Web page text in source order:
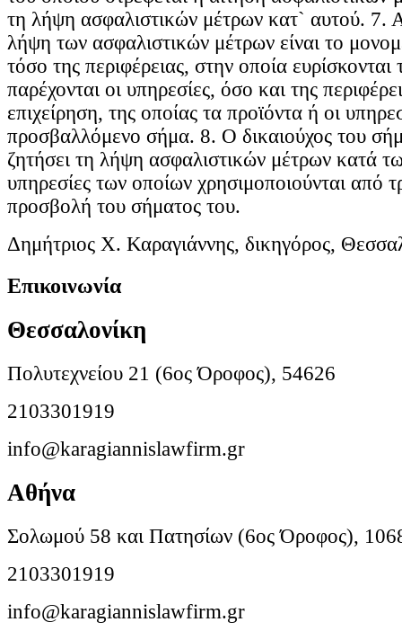
τη λήψη ασφαλιστικών μέτρων κατ` αυτού. 7.
λήψη των ασφαλιστικών μέτρων είναι το
τόσο της περιφέρειας, στην οποία ευρίσκονται
παρέχονται οι υπηρεσίες, όσο και της
επιχείρηση, της οποίας τα προϊόντα ή οι
προσβαλλόμενο σήμα. 8. Ο δικαιούχος του
ζητήσει τη λήψη ασφαλιστικών μέτρων κατά
υπηρεσίες των οποίων χρησιμοποιούνται από
προσβολή του σήματος του.
Δημήτριος Χ. Καραγιάννης, δικηγόρος,
Επικοινωνία
Θεσσαλονίκη
Πολυτεχνείου 21 (6ος Όροφος), 54626
2103301919
info@karagiannislawfirm.gr
Αθήνα
Σολωμού 58 και Πατησίων (6ος Όροφος),
2103301919
info@karagiannislawfirm.gr